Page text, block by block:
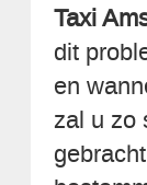
Taxi
dit
en
zal u zo